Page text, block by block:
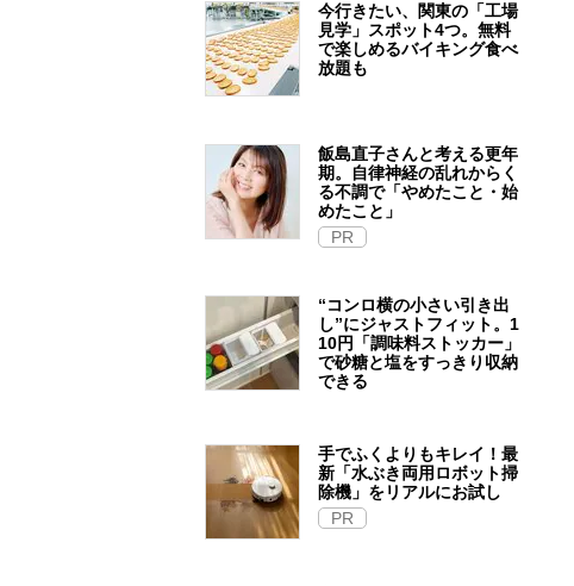
今行きたい、関東の「工場
見学」スポット4つ。無料
で楽しめるバイキング食べ
放題も
飯島直子さんと考える更年
期。自律神経の乱れからく
る不調で「やめたこと・始
めたこと」
PR
“コンロ横の小さい引き出
し”にジャストフィット。1
10円「調味料ストッカー」
で砂糖と塩をすっきり収納
できる
手でふくよりもキレイ！最
新「水ぶき両用ロボット掃
除機」をリアルにお試し
PR